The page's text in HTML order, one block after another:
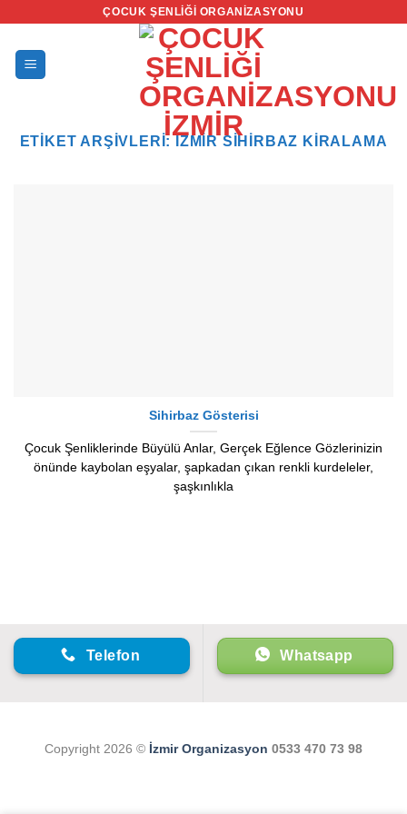
ÇOCUK ŞENLIĞI ORGANIZASYONU
ETIKET ARŞIVLERI: İZMIR SIHIRBAZ KIRALAMA
Sihirbaz Gösterisi
Çocuk Şenliklerinde Büyülü Anlar, Gerçek Eğlence Gözlerinizin
önünde kaybolan eşyalar, şapkadan çıkan renkli kurdeleler,
şaşkınlıkla
Telefon Whatsapp
Copyright 2026 © İzmir Organizasyon 0533 470 73 98